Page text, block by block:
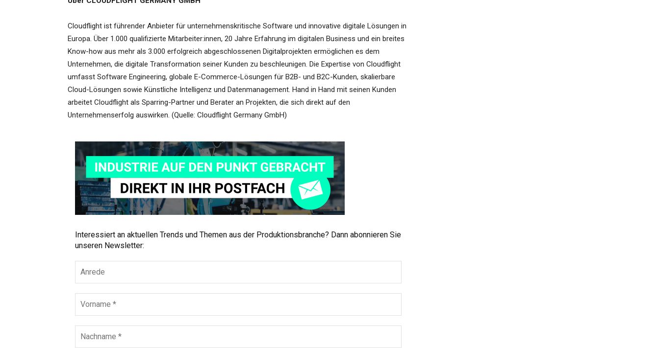
Cloudflight ist führender Anbieter für unternehmenskritische Software und innovative digitale Lösungen in
Europa. Über 1.000 qualifizierte Mitarbeiter:innen, 20 Jahre Erfahrung im digitalen Business und ein breites
Know-how aus mehr als 3.000 erfolgreich abgeschlossenen Digitalprojekten ermöglichen es dem
Unternehmen, die digitale Transformation seiner Kunden zu beschleunigen. Die Expertise von Cloudflight
umfasst Software Engineering, globale E-Commerce-Lösungen für B2B- und B2C-Kunden, skalierbare
Cloud-Lösungen sowie Künstliche Intelligenz und Datenmanagement. Hand in Hand mit seinen Kunden
arbeitet Cloudflight als Sparring-Partner und Berater an Projekten, die sich direkt auf den
Unternehmenserfolg auswirken. (Quelle: Cloudflight Germany GmbH)
Interessiert an aktuellen Trends und Themen aus der Produktionsbranche? Dann abonnieren Sie
unseren Newsletter: